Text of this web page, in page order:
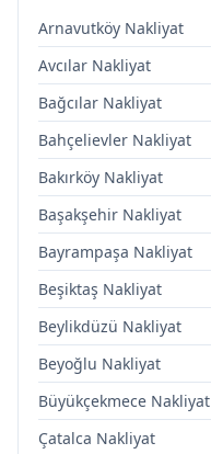
Arnavutköy Nakliyat
Avcılar Nakliyat
Bağcılar Nakliyat
Bahçelievler Nakliyat
Bakırköy Nakliyat
Başakşehir Nakliyat
Bayrampaşa Nakliyat
Beşiktaş Nakliyat
Beylikdüzü Nakliyat
Beyoğlu Nakliyat
Büyükçekmece Nakliyat
Çatalca Nakliyat